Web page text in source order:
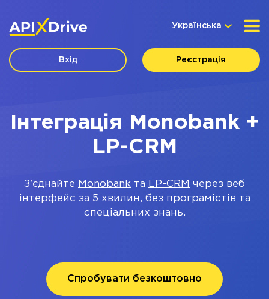
Українська
Вхід Реєстрація
Інтеграція Monobank +
LP-CRM
З'єднайте Monobank та LP-CRM через веб
інтерфейс за 5 хвилин, без програмістів та
спеціальних знань.
Спробувати безкоштовно